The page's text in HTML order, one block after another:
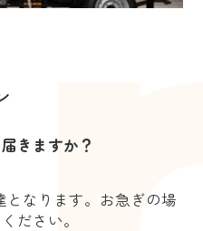
きますか？
となります。お急ぎの場
ださい。